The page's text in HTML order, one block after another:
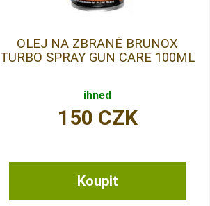
OLEJ NA ZBRANĚ BRUNOX
TURBO SPRAY GUN CARE 100ML
ihned
150 CZK